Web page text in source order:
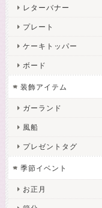
レターバナー
プレート
ケーキトッパー
ボード
装飾アイテム
ガーランド
風船
プレゼントタグ
季節イベント
お正月